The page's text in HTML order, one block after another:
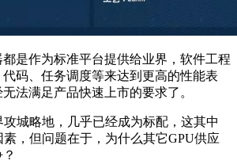
作为标准平台提供给业界，软件工程
码、任务调度等来达到更高的性能表
法满足产品快速上市的要求了。
略地，几乎已经成为标配，这其中
，但问题在于，为什么其它GPU供应